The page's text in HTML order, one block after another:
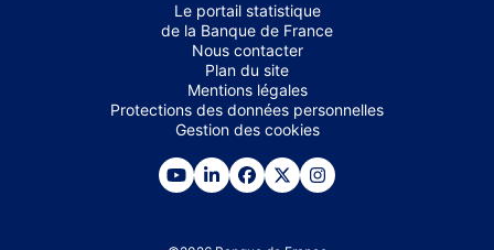
Le portail statistique
de la Banque de France
Nous contacter
Plan du site
Mentions légales
Protections des données personnelles
Gestion des cookies